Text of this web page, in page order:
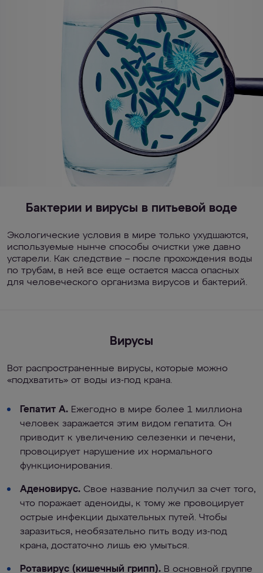
Бактерии и вирусы в питьевой воде
Экологические условия в мире только ухудшаются,
используемые нынче способы очистки уже давно
устарели. Как следствие – после прохождения воды
по трубам, в ней все еще остается масса опасных
для человеческого организма вирусов и бактерий.
Вирусы
Вот распространенные вирусы, которые можно
«подхватить» от воды из-под крана.
Гепатит А. Ежегодно в мире более 1 миллиона
человек заражается этим видом гепатита. Он
приводит к увеличению селезенки и печени,
провоцирует нарушение их нормального
функционирования.
Аденовирус. Свое название получил за счет того,
что поражает аденоиды, к тому же провоцирует
острые инфекции дыхательных путей. Чтобы
заразиться, необязательно пить воду из-под
крана, достаточно лишь ею умыться.
Ротавирус (кишечный грипп). В основной группе